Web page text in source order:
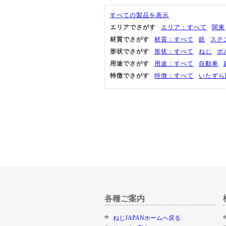
すべての製品を表示
エリアでさがす
エリア：すべて
関東
材質でさがす
材質：すべて 鉄
ステ
形状でさがす
形状：すべて ねじ
ボ
用途でさがす
用途：すべて 自動車
特徴でさがす
特徴：すべて いたず
各種ご案内
ねじJAPANホームへ戻る